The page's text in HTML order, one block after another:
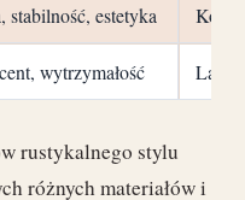
stabilność, estetyka
wytrzymałość
rustykalnego stylu
różnych materiałów i